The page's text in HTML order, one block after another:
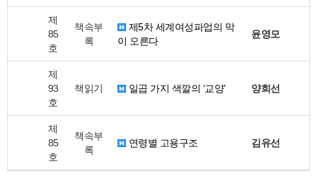
제
85
호
책속부
록
제5차 세계여성파업의 막
이 오른다
윤영모
제
93
호
책읽기 일곱 가지 색깔의 ‘교양’ 양희선
제
85
호
책속부
록
연령별 고용구조 김유선